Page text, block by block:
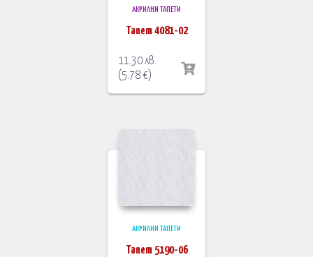
АКРИЛНИ ТАПЕТИ
Тапет 4081-02
11.30лв.
(5.78€)
АКРИЛНИ ТАПЕТИ
Тапет 5190-06